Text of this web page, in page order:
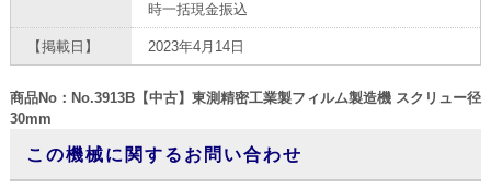
時一括現金振込
【掲載日】 2023年4月14日
商品No：No.3913B【中古】東測精密工業製フィルム製造機 スクリュー径
30mm
この機械に関するお問い合わせ